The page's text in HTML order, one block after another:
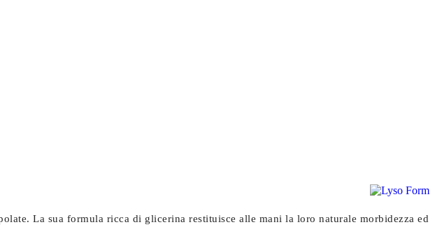
La sua formula ricca di glicerina restituisce alle mani la loro naturale morbidezza ed